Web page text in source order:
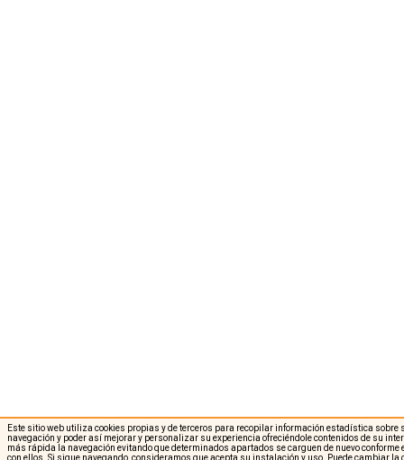
Este sitio web utiliza cookies propias y de terceros para recopilar información estadística sobre
navegación y poder así mejorar y personalizar su experiencia ofreciéndole contenidos de su
más rápida la navegación evitando que determinados apartados se carguen de nuevo
con ellos. Si sigue navegando, consideramos que acepta su instalación y uso. Puede cambiar la